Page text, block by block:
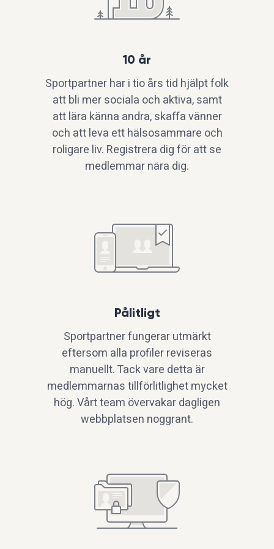
10 år
Sportpartner har i tio års tid hjälpt folk
att bli mer sociala och aktiva, samt
att lära känna andra, skaffa vänner
och att leva ett hälsosammare och
roligare liv. Registrera dig för att se
medlemmar nära dig.
Pålitligt
Sportpartner fungerar utmärkt
eftersom alla profiler reviseras
manuellt. Tack vare detta är
medlemmarnas tillförlitlighet mycket
hög. Vårt team övervakar dagligen
webbplatsen noggrant.